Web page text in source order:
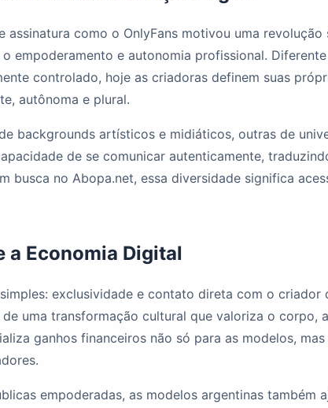
assinatura como o OnlyFans motivou uma
empoderamento e autonomia profissional.
controlado, hoje as criadoras definem suas
autônoma e plural.
backgrounds artísticos e midiáticos, outras de
de se comunicar autenticamente,
busca no Abopa.net, essa diversidade significa
Economia Digital
exclusividade e contato direta com o criador
uma transformação cultural que valoriza o
ganhos financeiros não só para as modelos,
empoderadas, as modelos argentinas